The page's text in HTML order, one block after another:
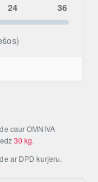
caur OMNIVA
30 kg.
ar DPD kurjeru.